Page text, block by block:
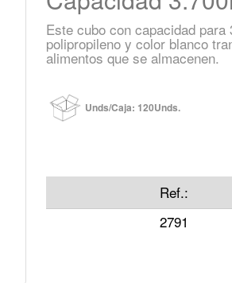
Este cubo con capacidad
polipropileno y color blanco
alimentos que se almacenen.
Unds/Caja: 120Unds.
Ref.:
2791